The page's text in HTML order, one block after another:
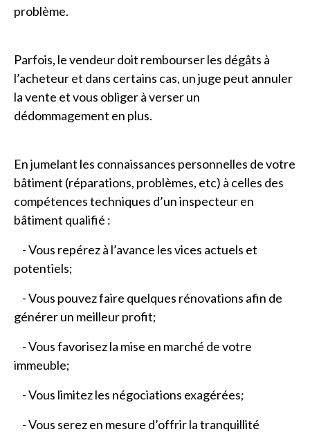
problème.
Parfois, le vendeur doit rembourser les dégâts à
l’acheteur et dans certains cas, un juge peut annuler
la vente et vous obliger à verser un
dédommagement en plus.
En jumelant les connaissances personnelles de votre
bâtiment (réparations, problèmes, etc) à celles des
compétences techniques d’un inspecteur en
bâtiment qualifié :
- Vous repérez à l’avance les vices actuels et
potentiels;
- Vous pouvez faire quelques rénovations afin de
générer un meilleur profit;
- Vous favorisez la mise en marché de votre
immeuble;
- Vous limitez les négociations exagérées;
- Vous serez en mesure d’offrir la tranquillité